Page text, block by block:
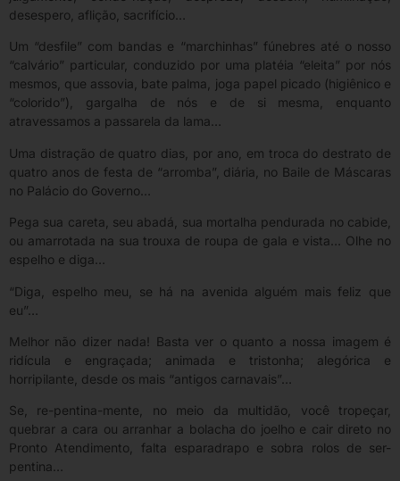
desespero, aflição, sacrifício…
Um “desfile” com bandas e “marchinhas” fúnebres até o nosso
“calvário” particular, conduzido por uma platéia “eleita” por nós
mesmos, que assovia, bate palma, joga papel picado (higiênico e
“colorido”), gargalha de nós e de si mesma, enquanto
atravessamos a passarela da lama…
Uma distração de quatro dias, por ano, em troca do destrato de
quatro anos de festa de “arromba”, diária, no Baile de Máscaras
no Palácio do Governo…
Pega sua careta, seu abadá, sua mortalha pendurada no cabide,
ou amarrotada na sua trouxa de roupa de gala e vista… Olhe no
espelho e diga…
“Diga, espelho meu, se há na avenida alguém mais feliz que
eu”…
Melhor não dizer nada! Basta ver o quanto a nossa imagem é
ridícula e engraçada; animada e tristonha; alegórica e
horripilante, desde os mais “antigos carnavais”…
Se, re-pentina-mente, no meio da multidão, você tropeçar,
quebrar a cara ou arranhar a bolacha do joelho e cair direto no
Pronto Atendimento, falta esparadrapo e sobra rolos de ser-
pentina…